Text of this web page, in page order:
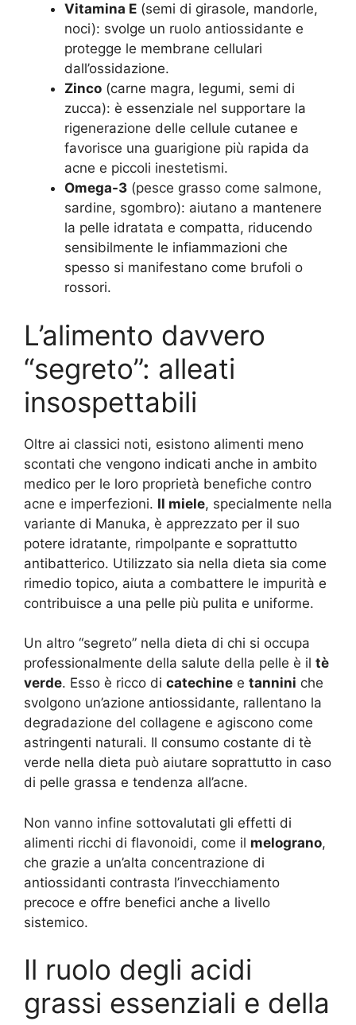
Vitamina E (semi di girasole, mandorle,
noci): svolge un ruolo antiossidante e
protegge le membrane cellulari
dall’ossidazione.
Zinco (carne magra, legumi, semi di
zucca): è essenziale nel supportare la
rigenerazione delle cellule cutanee e
favorisce una guarigione più rapida da
acne e piccoli inestetismi.
Omega-3 (pesce grasso come salmone,
sardine, sgombro): aiutano a mantenere
la pelle idratata e compatta, riducendo
sensibilmente le infiammazioni che
spesso si manifestano come brufoli o
rossori.
L’alimento davvero
“segreto”: alleati
insospettabili
Oltre ai classici noti, esistono alimenti meno
scontati che vengono indicati anche in ambito
medico per le loro proprietà benefiche contro
acne e imperfezioni. Il miele, specialmente nella
variante di Manuka, è apprezzato per il suo
potere idratante, rimpolpante e soprattutto
antibatterico. Utilizzato sia nella dieta sia come
rimedio topico, aiuta a combattere le impurità e
contribuisce a una pelle più pulita e uniforme.
Un altro “segreto” nella dieta di chi si occupa
professionalmente della salute della pelle è il tè
verde. Esso è ricco di catechine e tannini che
svolgono un’azione antiossidante, rallentano la
degradazione del collagene e agiscono come
astringenti naturali. Il consumo costante di tè
verde nella dieta può aiutare soprattutto in caso
di pelle grassa e tendenza all’acne.
Non vanno infine sottovalutati gli effetti di
alimenti ricchi di flavonoidi, come il melograno,
che grazie a un’alta concentrazione di
antiossidanti contrasta l’invecchiamento
precoce e offre benefici anche a livello
sistemico.
Il ruolo degli acidi
grassi essenziali e della